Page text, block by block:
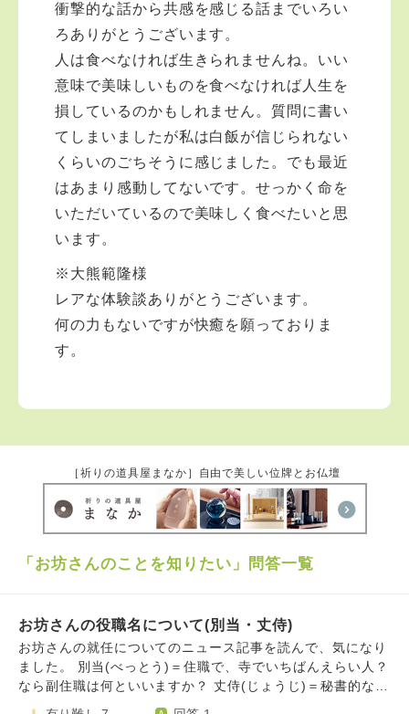
衝撃的な話から共感を感じる話までいろい
ろありがとうございます。
人は食べなければ生きられませんね。いい
意味で美味しいものを食べなければ人生を
損しているのかもしれません。質問に書い
てしまいましたが私は白飯が信じられない
くらいのごちそうに感じました。でも最近
はあまり感動してないです。せっかく命を
いただいているので美味しく食べたいと思
います。
※大熊範隆様
レアな体験談ありがとうございます。
何の力もないですが快癒を願っておりま
す。
［祈りの道具屋まなか］自由で美しい位牌とお仏壇
「お坊さんのことを知りたい」問答一覧
お坊さんの役職名について(別当・丈侍)
お坊さんの就任についてのニュース記事を読んで、気になり
ました。 別当(べっとう)＝住職で、寺でいちばんえらい人？
なら副住職は何といいますか？ 丈侍(じょうじ)＝秘書的な